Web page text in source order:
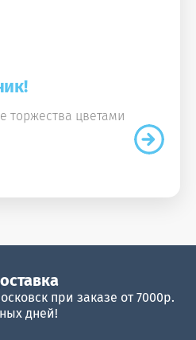
торжества цветами
при заказе от 7000р.
дней!